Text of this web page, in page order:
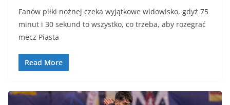
Fanów piłki nożnej czeka wyjątkowe widowisko, gdyż 75
minut i 30 sekund to wszystko, co trzeba, aby rozegrać
mecz Piasta
Read More